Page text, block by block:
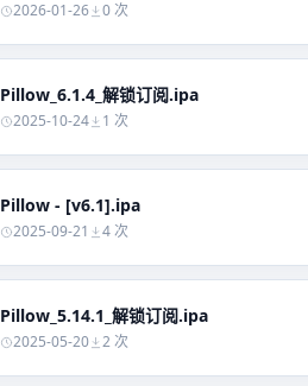
2026-01-26 0 次
Pillow_6.1.4_解锁订阅.ipa
2025-10-24 1 次
Pillow - [v6.1].ipa
2025-09-21 4 次
Pillow_5.14.1_解锁订阅.ipa
2025-05-20 2 次